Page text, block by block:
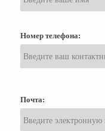
Номер телефона:
Почта: